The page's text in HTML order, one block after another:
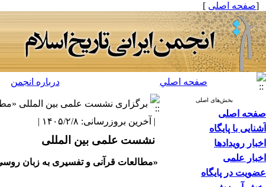
[صفحه اصلی ]
صفحه اصلي درباره انجمن
بخش‌های اصلی
صفحه اصلی
آشنایی با پایگاه
اخبار رویدادها
اخبار علمی
عضویت در پایگاه
برگزاری نشست علمی بین المللی
| آخرین بروزرسانی: ۱۴۰۵/۲/۸ |
نشست علمی بین المللی
«مطالعات قرآنی و تفسیری به زبان